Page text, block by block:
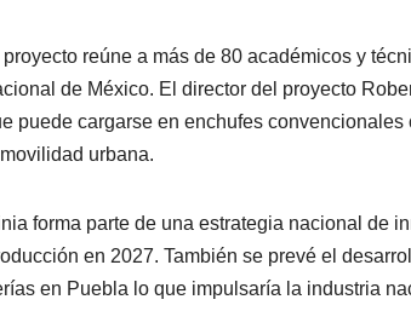
reúne a más de 80 académicos y
de México. El director del proyecto
puede cargarse en enchufes
urbana.
forma parte de una estrategia nacional de
en 2027. También se prevé el
en Puebla lo que impulsaría la industria